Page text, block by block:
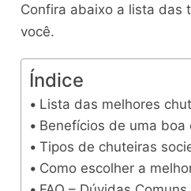
Confira abaixo a lista das
você.
Índice
Lista das melhores
Benefícios de uma boa
Tipos de chuteiras
Como escolher a